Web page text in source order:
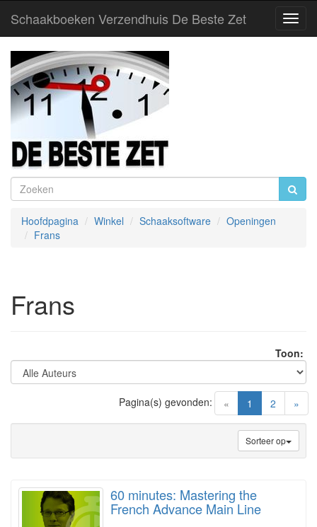
Schaakboeken Verzendhuis De Beste Zet
Hoofdpagina Winkel Schaaksoftware
Openingen
Frans
Frans
Toon:
« 1 (current)
2 »
Pagina(s) gevonden:
Sorteer op
60 minutes: Mastering the
French Advance Main Line